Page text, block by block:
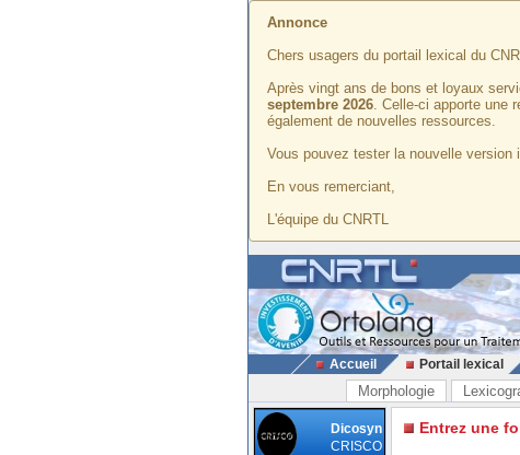
Annonce
Chers usagers du portail lexical du
Après vingt ans de bons et loyaux
septembre 2026. Celle-ci apporte une
également de nouvelles ressources.
Vous pouvez tester la nouvelle version
En vous remerciant,
L'équipe du CNRTL
Accueil Portail lexical
Morphologie
Dicosyn
CRISCO
Entrez une